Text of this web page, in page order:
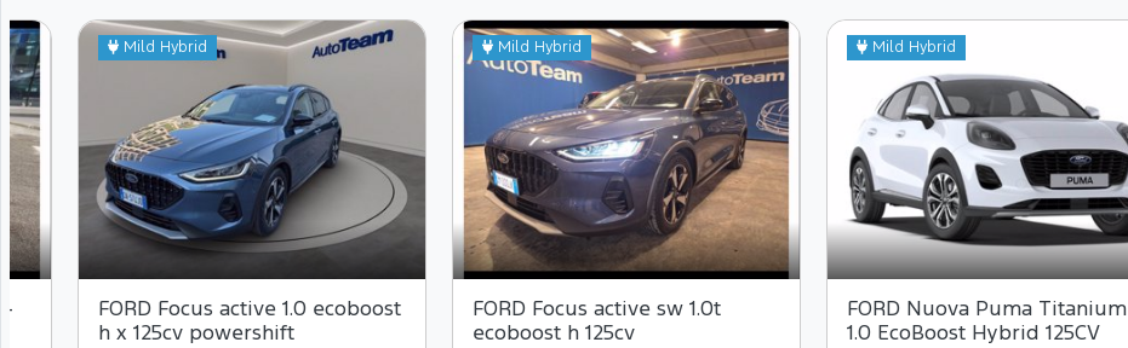
Mild Hybrid
FORD Focus active 1.0 ecoboost
h x 125cv powershift
Mild Hybrid
FORD Focus active sw 1.0t
ecoboost h 125cv
Mild Hybrid
FORD Nuova Puma Titanium
1.0 EcoBoost Hybrid 125CV